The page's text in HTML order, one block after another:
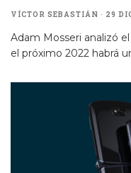
VÍCTOR SEBASTIÁN · 29
Adam Mosseri analizó
el próximo 2022 habrá